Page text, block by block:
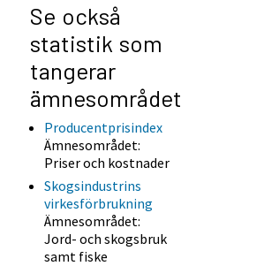
Se också
statistik som
tangerar
ämnesområdet
Producentprisindex
Ämnesområdet:
Priser och kostnader
Skogsindustrins
virkesförbrukning
Ämnesområdet:
Jord- och skogsbruk
samt fiske